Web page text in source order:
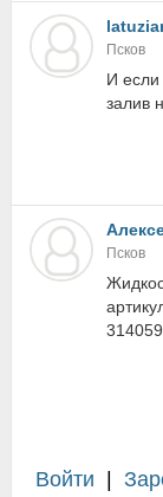
Псков
И если
залив
Псков
Войти